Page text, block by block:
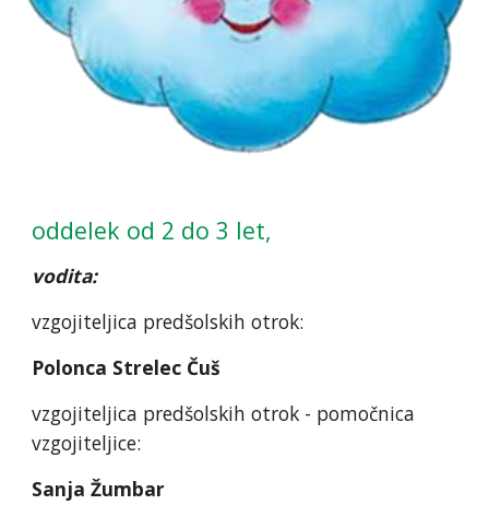
oddelek od 2 do 3 let,
vodita:
vzgojiteljica predšolskih otrok:
Polonca Strelec Čuš
vzgojiteljica predšolskih otrok - pomočnica
vzgojiteljice:
Sanja Žumbar